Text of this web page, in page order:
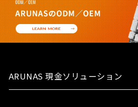
ARUNAS 現金ソリューション